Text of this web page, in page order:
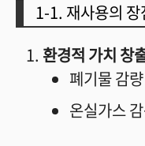
1-1. 재사용의 장
환경적 가치 창
폐기물 감
온실가스